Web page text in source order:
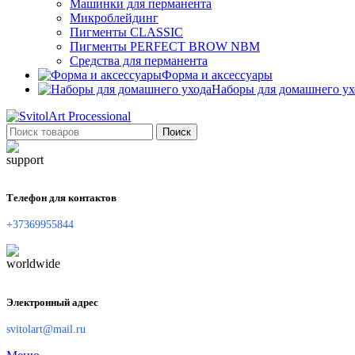
Машинки для перманента
Микроблейдинг
Пигменты CLASSIC
Пигменты PERFECT BROW NBM
Средства для перманента
Форма и аксессуары
Наборы для домашнего
Поиск
Телефон для контактов
+37369955844
Электронный адрес
svitolart@mail.ru